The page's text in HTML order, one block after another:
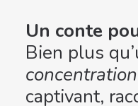
Un conte
Bien plus
concentration
captivant,